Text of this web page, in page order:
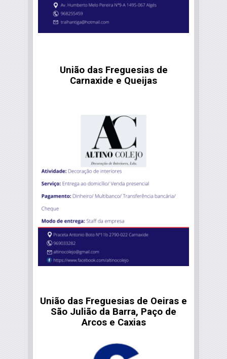
União das Freguesias de
Carnaxide e Queijas
União das Freguesias de Oeiras e
São Julião da Barra, Paço de
Arcos e Caxias